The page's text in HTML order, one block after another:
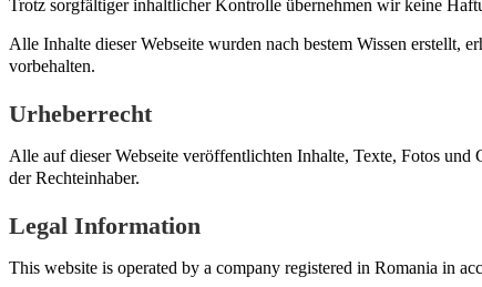
Trotz sorgfältiger inhaltlicher Kontrolle übernehmen wir keine
Alle Inhalte dieser Webseite wurden nach bestem Wissen erstellt,
vorbehalten.
Urheberrecht
Alle auf dieser Webseite veröffentlichten Inhalte, Texte, Fotos
der Rechteinhaber.
Legal Information
This website is operated by a company registered in Romania in